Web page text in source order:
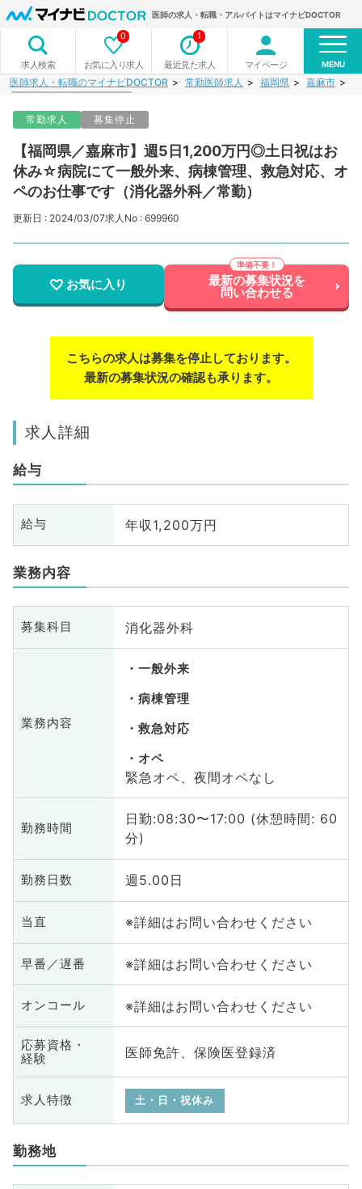
医師の求人・転職・アルバイトはマイナビDOCTOR
求人検索 お気に入り求人
0
最近見た求人
1
マイページ MENU
医師求人・転職のマイナビDOCTOR 常勤医師求人 福岡県 嘉麻市
常勤求人 募集停止
【福岡県／嘉麻市】週5日1,200万円◎土日祝はお
休み☆病院にて一般外来、病棟管理、救急対応、オ
ペのお仕事です（消化器外科／常勤）
更新日 : 2024/03/07求人No : 699960
お気に入り 最新の募集状況を
問い合わせる
こちらの求人は募集を停止しております。
最新の募集状況の確認も承ります。
求人詳細
給与
給与 年収1,200万円
業務内容
募集科目 消化器外科
業務内容
一般外来
病棟管理
救急対応
オペ
緊急オペ、夜間オペなし
勤務時間
日勤:08:30〜17:00 (休憩時間: 60
分)
勤務日数 週5.00日
当直 ※詳細はお問い合わせください
早番／遅番 ※詳細はお問い合わせください
オンコール ※詳細はお問い合わせください
応募資格・
経験
医師免許、保険医登録済
求人特徴 土・日・祝休み
勤務地